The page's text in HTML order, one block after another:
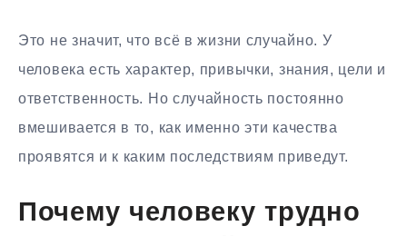
Это не значит, что всё в жизни случайно. У
человека есть характер, привычки, знания, цели и
ответственность. Но случайность постоянно
вмешивается в то, как именно эти качества
проявятся и к каким последствиям приведут.
Почему человеку трудно